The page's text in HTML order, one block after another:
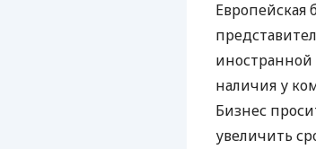
Европейская
иностранной
наличия у
Бизнес
увеличить